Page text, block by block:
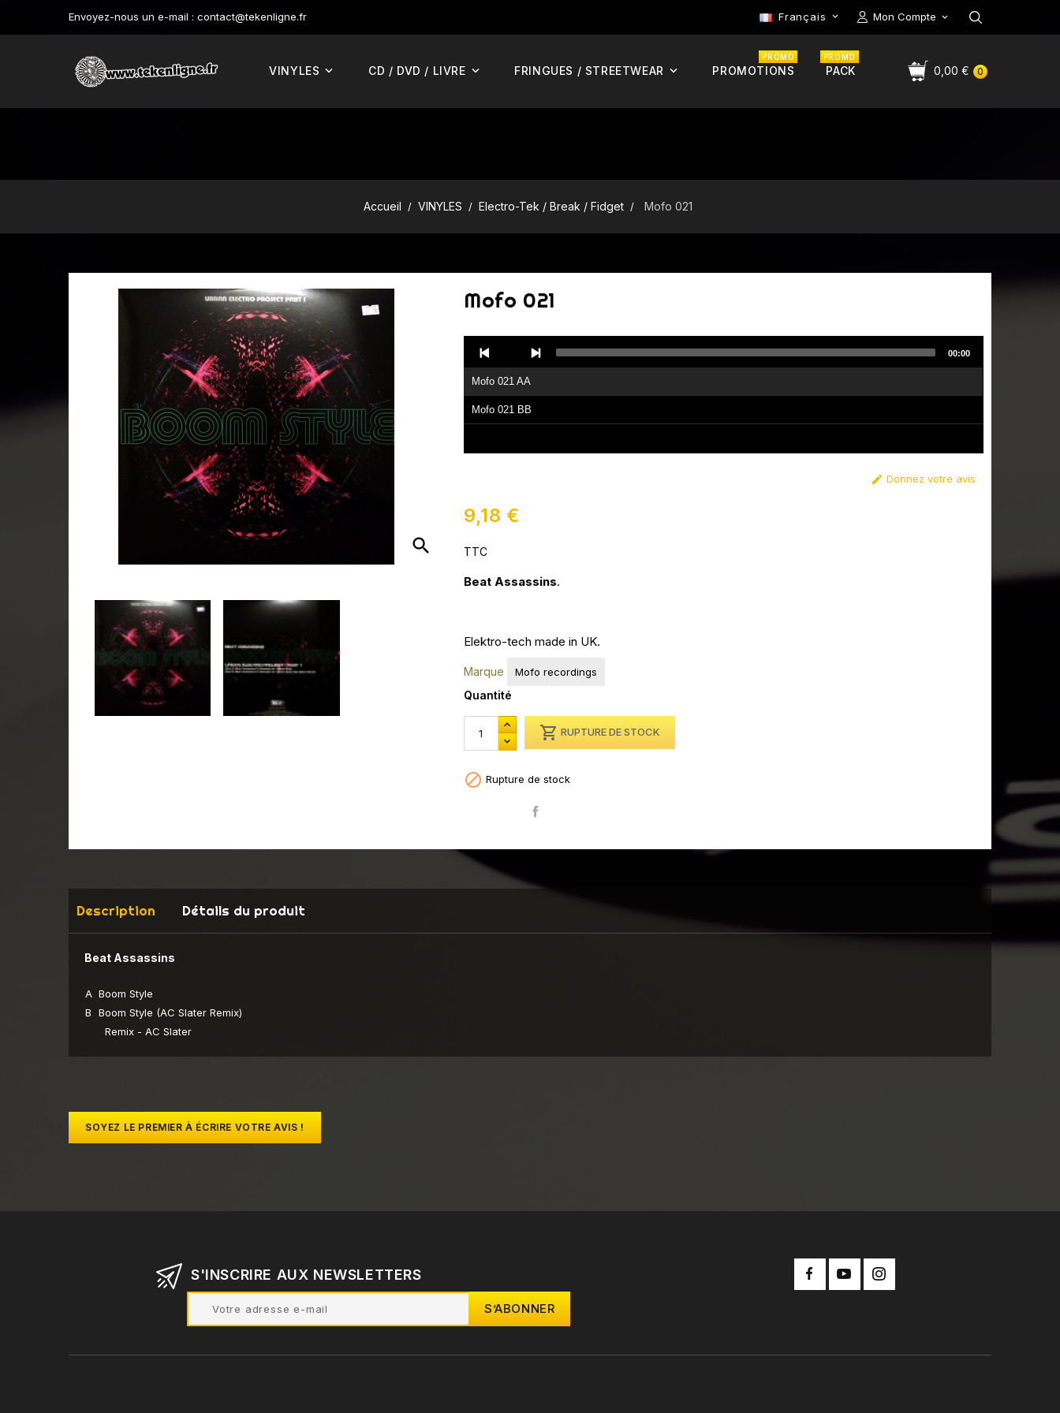
Envoyez-nous un e-mail : contact@tekenligne.fr Mon Compte
Français 
0
0,00 €
VINYLES CD / DVD / LIVRE FRINGUES / STREETWEAR PROMOTIONS
PROMO
PACK
PROMO
Accueil VINYLES Electro-Tek / Break / Fidget Mofo 021
search
Mofo 021
Player
Mofo 021 AA
Mofo 021 BB
00:00
 Donnez votre avis
9,18 €
TTC
Beat Assassins.
Elektro-tech made in UK.
Marque Mofo recordings
Quantité
 RUPTURE DE STOCK
 Rupture de stock
Description Détails du produit
Beat Assassins
A Boom Style
B
Boom Style (AC Slater Remix)
Remix - AC Slater
SOYEZ LE PREMIER À ÉCRIRE VOTRE AVIS !
S'INSCRIRE AUX NEWSLETTERS